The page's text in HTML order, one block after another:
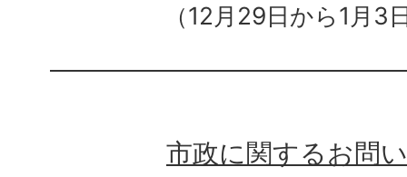
（12月29日から1月3
市政に関するお問